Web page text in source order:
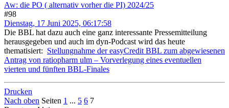
Aw: die PO ( alternativ vorher die PI) 2024/25
#98
Dienstag, 17 Juni 2025, 06:17:58
Die BBL hat dazu auch eine ganz interessante Pressemitteilung
herausgegeben und auch im dyn-Podcast wird das heute
thematisiert: Stellungnahme der easyCredit BBL zum abgewiesenen
Antrag von ratiopharm ulm – Vorverlegung eines eventuellen
vierten und fünften BBL-Finales
Drucken
Nach oben Seiten 1 ... 5 6 7